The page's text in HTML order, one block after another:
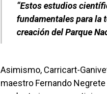
“Estos estudios
fundamentales para la
creación del Parque
Asimismo, Carricart-
maestro Fernando